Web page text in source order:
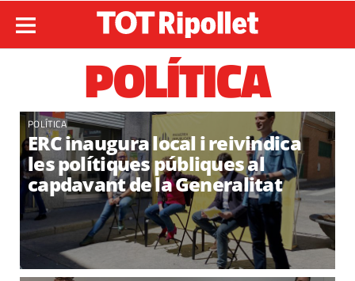
POLÍTICA
POLÍTICA
ERC inaugura local i reivindica
les polítiques públiques al
capdavant de la Generalitat